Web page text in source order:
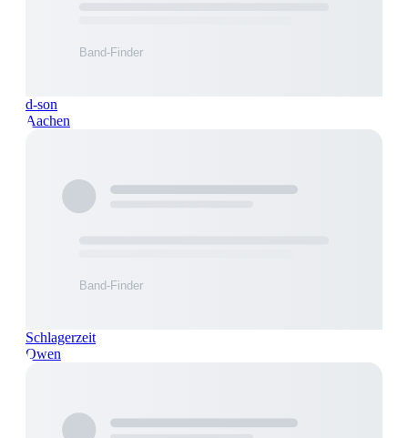
d-son
Aachen
Schlagerzeit
Owen